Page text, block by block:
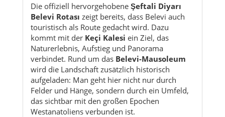
Die offiziell hervorgehobene Şeftali Diyarı
Belevi Rotası zeigt bereits, dass Belevi auch
touristisch als Route gedacht wird. Dazu
kommt mit der Keçi Kalesi ein Ziel, das
Naturerlebnis, Aufstieg und Panorama
verbindet. Rund um das Belevi-Mausoleum
wird die Landschaft zusätzlich historisch
aufgeladen: Man geht hier nicht nur durch
Felder und Hänge, sondern durch ein Umfeld,
das sichtbar mit den großen Epochen
Westanatoliens verbunden ist.